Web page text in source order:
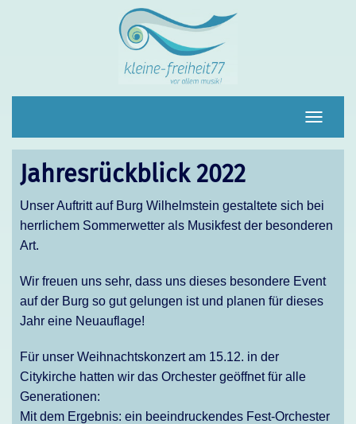
Jahresrückblick 2022
Unser Auftritt auf Burg Wilhelmstein gestaltete sich bei
herrlichem Sommerwetter als Musikfest der besonderen
Art.
Wir freuen uns sehr, dass uns dieses besondere Event
auf der Burg so gut gelungen ist und planen für dieses
Jahr eine Neuauflage!
Für unser Weihnachtskonzert am 15.12. in der
Citykirche hatten wir das Orchester geöffnet für alle
Generationen:
Mit dem Ergebnis: ein beeindruckendes Fest-Orchester